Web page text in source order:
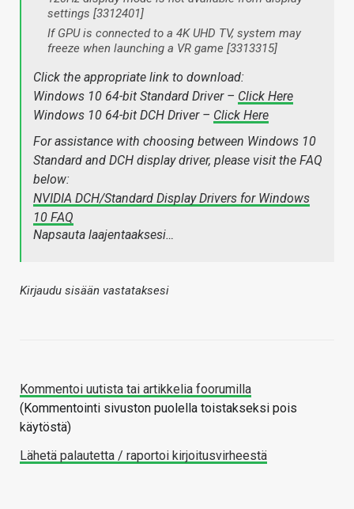
settings [3312401]
If GPU is connected to a 4K UHD TV, system may
freeze when launching a VR game [3313315]
Click the appropriate link to download:
Windows 10 64-bit Standard Driver – Click Here
Windows 10 64-bit DCH Driver – Click Here
For assistance with choosing between Windows 10
Standard and DCH display driver, please visit the FAQ
below:
NVIDIA DCH/Standard Display Drivers for Windows
10 FAQ
Napsauta laajentaaksesi…
Kirjaudu sisään vastataksesi
Kommentoi uutista tai artikkelia foorumilla
(Kommentointi sivuston puolella toistakseksi pois
käytöstä)
Lähetä palautetta / raportoi kirjoitusvirheestä